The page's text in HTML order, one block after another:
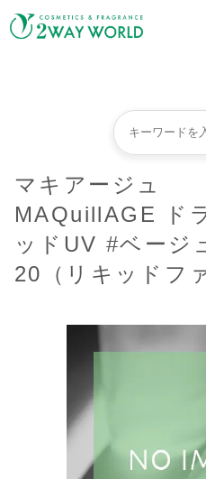
マキアージュ
MAQuillAGE ド
ッドUV #ベージ
20（リキッドフ